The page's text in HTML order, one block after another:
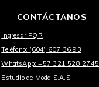
CONTÁCTANOS
Ingresar PQR
Teléfono: (604) 607 36 93
WhatsApp: +57 321 528 2745
Estudio de Moda S.A.S.